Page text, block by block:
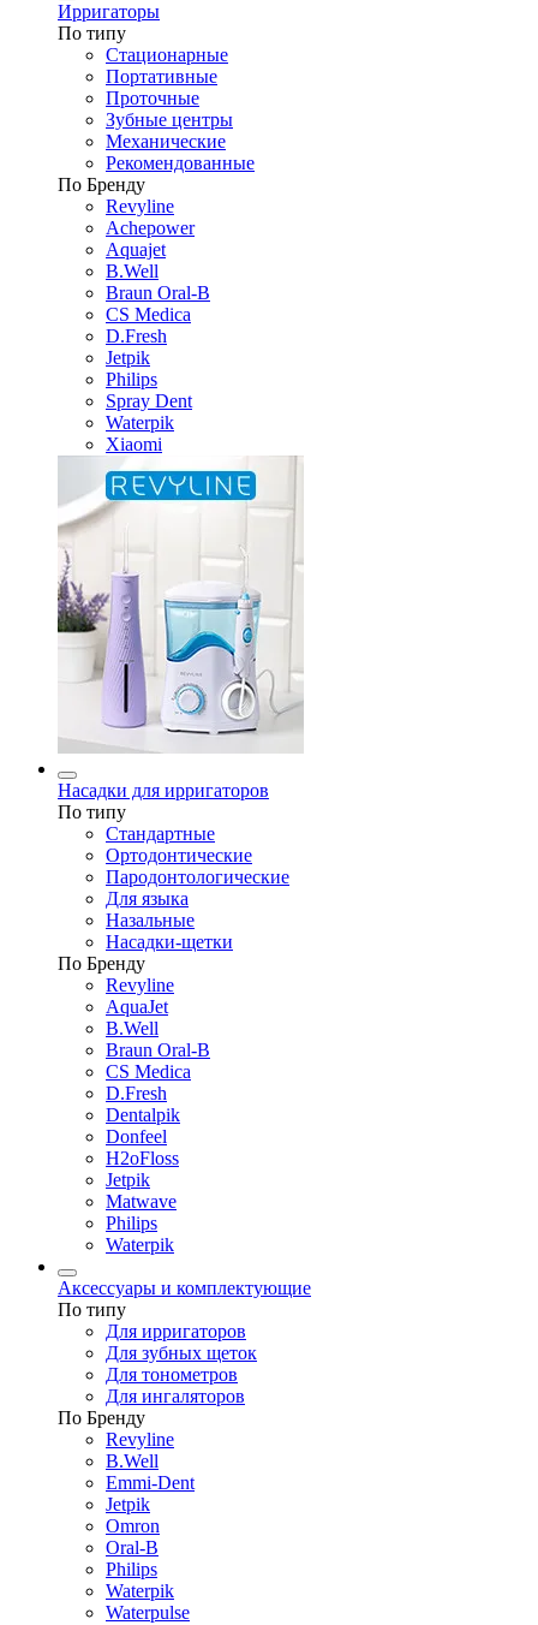
Ирригаторы
По типу
Стационарные
Портативные
Проточные
Зубные центры
Механические
Рекомендованные
По Бренду
Revyline
Achepower
Aquajet
B.Well
Braun Oral-B
CS Medica
D.Fresh
Jetpik
Philips
Spray Dent
Waterpik
Xiaomi
Насадки для ирригаторов
По типу
Стандартные
Ортодонтические
Пародонтологические
Для языка
Назальные
Насадки-щетки
По Бренду
Revyline
AquaJet
B.Well
Braun Oral-B
CS Medica
D.Fresh
Dentalpik
Donfeel
H2oFloss
Jetpik
Matwave
Philips
Waterpik
Аксессуары и комплектующие
По типу
Для ирригаторов
Для зубных щеток
Для тонометров
Для ингаляторов
По Бренду
Revyline
B.Well
Emmi-Dent
Jetpik
Omron
Oral-B
Philips
Waterpik
Waterpulse